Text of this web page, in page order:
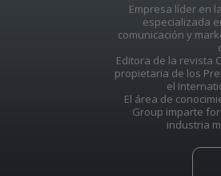
Empresa líder en
especializada
comunicación y
Editora de la revista
propietaria de los
el
El área de
Group imparte
industria